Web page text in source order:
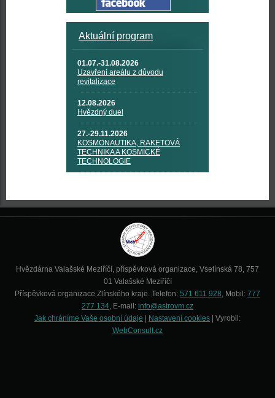
Aktuální program
01.07.-31.08.2026
Uzavření areálu z důvodu
revitalizace
12.08.2026
Hvězdný duel
27.-29.11.2026
KOSMONAUTIKA, RAKETOVÁ
TECHNIKA A KOSMICKÉ
TECHNOLOGIE
Hvězdárna Valašské Meziříčí, příspěvková organizace, Vsetínská 78, 757
01 Valašské Meziříčí
Příspěvková organizace Zlínského kraje. Telefon: 571 611 928, Mobil: 777
277 134, E-mail: info@astrovm.cz
Jak chráníme Vaše osobní údaje
Nastavení cookies | Vyrobil:
WebConsult.cz